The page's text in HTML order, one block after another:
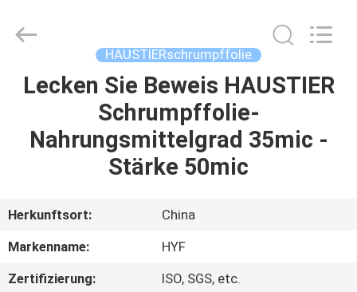
HAUS
PRODUKTE
ÜBER
Ltd..
HAUSTIERschrumpffolie
Lecken Sie Beweis HAUSTIER
Schrumpffolie-
Nahrungsmittelgrad 35mic -
Stärke 50mic
Herkunftsort:
China
Markenname:
HYF
Zertifizierung:
ISO, SGS, etc.